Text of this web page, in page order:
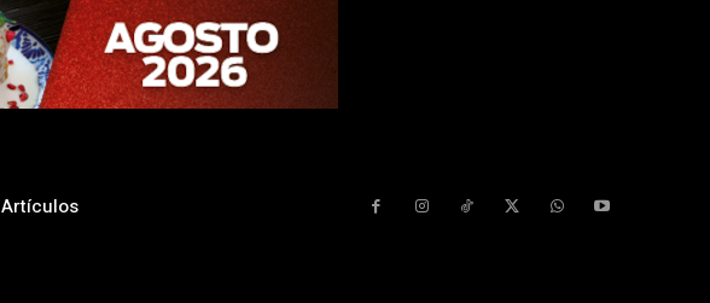
Artículos